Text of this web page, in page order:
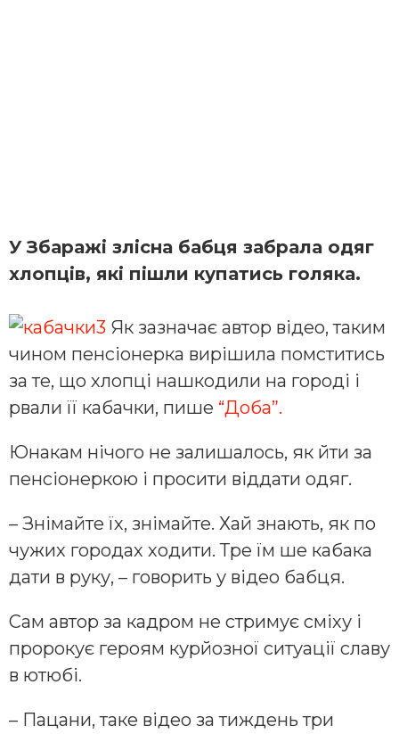
У Збаражі злісна бабця забрала одяг
хлопців, які пішли купатись голяка.
Як зазначає автор відео, таким
чином пенсіонерка вирішила помститись
за те, що хлопці нашкодили на городі і
рвали її кабачки, пише “Доба”.
Юнакам нічого не залишалось, як йти за
пенсіонеркою і просити віддати одяг.
– Знімайте їх, знімайте. Хай знають, як по
чужих городах ходити. Тре їм ше кабака
дати в руку, – говорить у відео бабця.
Сам автор за кадром не стримує сміху і
пророкує героям курйозної ситуації славу
в ютюбі.
– Пацани, таке відео за тиждень три